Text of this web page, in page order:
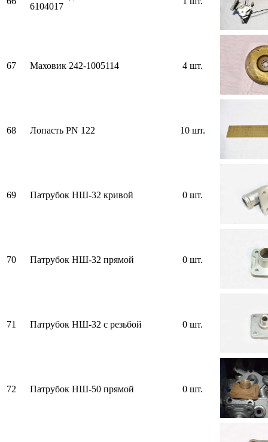
6104017
67 Маховик 242-1005114 4 шт.
68 Лопасть PN 122 10 шт.
69 Патрубок НШ-32 кривой 0 шт.
70 Патрубок НШ-32 прямой 0 шт.
71 Патрубок НШ-32 с резьбой 0 шт.
72 Патрубок НШ-50 прямой 0 шт.